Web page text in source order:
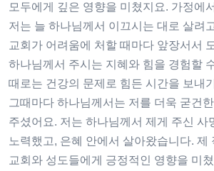
모두에게 깊은 영향을 미쳤지요. 가정에
저는 늘 하나님께서 이끄시는 대로 살려
교회가 어려움에 처할 때마다 앞장서서
하나님께서 주시는 지혜와 힘을 경험할
때로는 건강의 문제로 힘든 시간을 보내
그때마다 하나님께서는 저를 더욱 굳건
주셨어요. 저는 하나님께서 제게 주신 사
노력했고, 은혜 안에서 살아왔습니다. 제
교회와 성도들에게 긍정적인 영향을 미